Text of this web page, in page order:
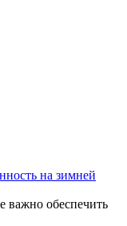
на зимней
важно обеспечить